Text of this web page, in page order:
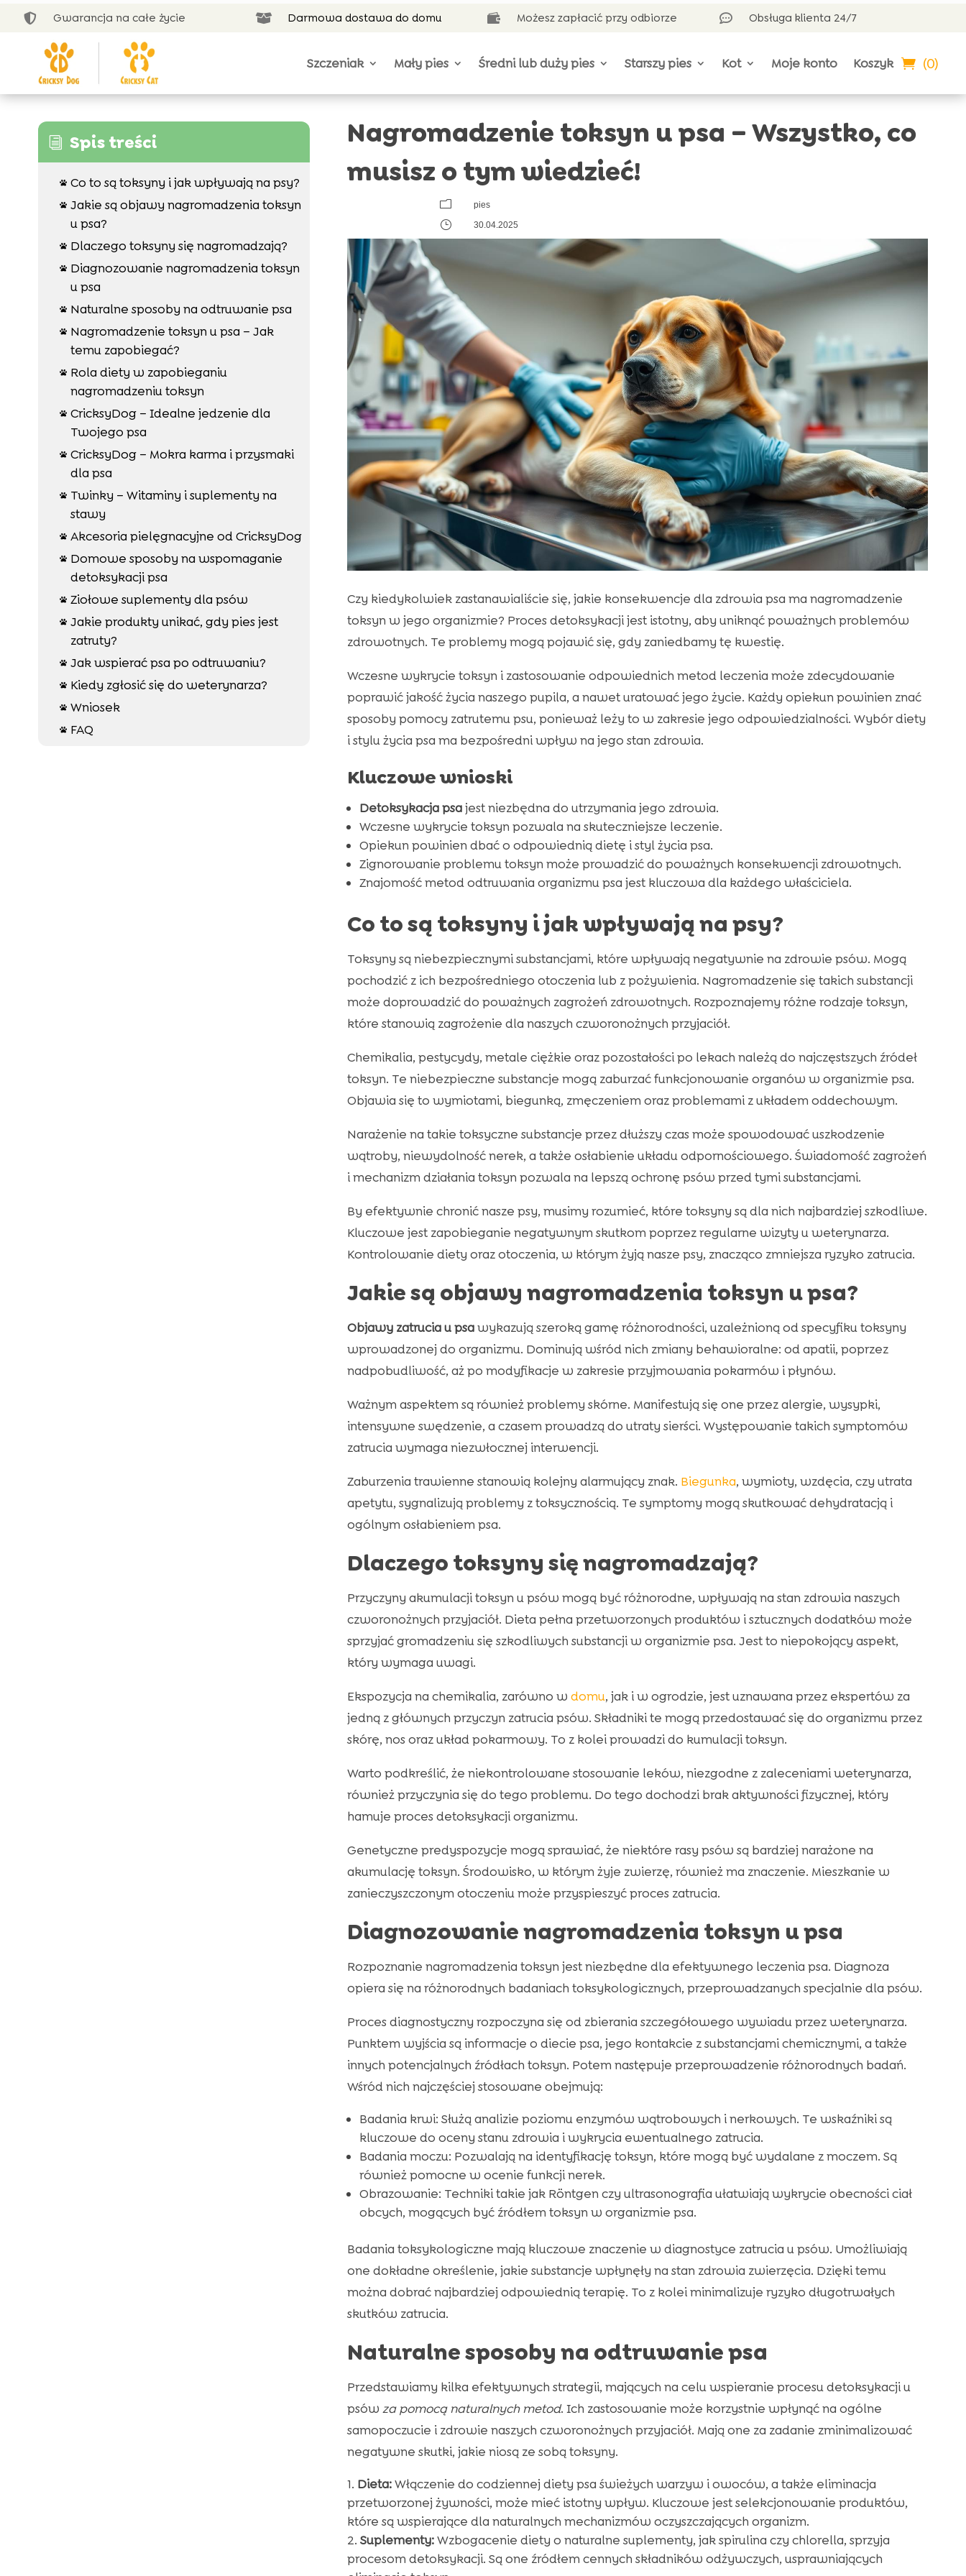
 Gwarancja na całe życie  Darmowa dostawa do domu  Możesz zapłacić przy odbiorze  Obsługa klienta 24/7
Szczeniak Mały pies Średni lub duży pies Starszy pies Kot Moje konto Koszyk (0)
i Spis treści
 Co to są toksyny i jak wpływają na psy?
 Jakie są objawy nagromadzenia toksyn
u psa?
 Dlaczego toksyny się nagromadzają?

Diagnozowanie nagromadzenia toksyn
u psa
 Naturalne sposoby na odtruwanie psa

Nagromadzenie toksyn u psa – Jak
temu zapobiegać?

Rola diety w zapobieganiu
nagromadzeniu toksyn
 CricksyDog – Idealne jedzenie dla
Twojego psa
 CricksyDog – Mokra karma i przysmaki
dla psa

Twinky – Witaminy i suplementy na
stawy
 Akcesoria pielęgnacyjne od CricksyDog

Domowe sposoby na wspomaganie
detoksykacji psa
 Ziołowe suplementy dla psów
 Jakie produkty unikać, gdy pies jest
zatruty?
 Jak wspierać psa po odtruwaniu?
 Kiedy zgłosić się do weterynarza?
 Wniosek
 FAQ
Nagromadzenie toksyn u psa – Wszystko, co
musisz o tym wiedzieć!
m pies
} 30.04.2025
Czy kiedykolwiek zastanawialiście się, jakie konsekwencje dla zdrowia psa ma nagromadzenie
toksyn w jego organizmie? Proces detoksykacji jest istotny, aby uniknąć poważnych problemów
zdrowotnych. Te problemy mogą pojawić się, gdy zaniedbamy tę kwestię.
Wczesne wykrycie toksyn i zastosowanie odpowiednich metod leczenia może zdecydowanie
poprawić jakość życia naszego pupila, a nawet uratować jego życie. Każdy opiekun powinien znać
sposoby pomocy zatrutemu psu, ponieważ leży to w zakresie jego odpowiedzialności. Wybór diety
i stylu życia psa ma bezpośredni wpływ na jego stan zdrowia.
Kluczowe wnioski
Detoksykacja psajest niezbędna do utrzymania jego zdrowia.
Wczesne wykrycie toksyn pozwala na skuteczniejsze leczenie.
Opiekun powinien dbać o odpowiednią dietę i styl życia psa.
Zignorowanie problemu toksyn może prowadzić do poważnych konsekwencji zdrowotnych.
Znajomość metod odtruwania organizmu psa jest kluczowa dla każdego właściciela.
Co to są toksyny i jak wpływają na psy?
Toksyny są niebezpiecznymi substancjami, które wpływają negatywnie na zdrowie psów. Mogą
pochodzić z ich bezpośredniego otoczenia lub z pożywienia. Nagromadzenie się takich substancji
może doprowadzić do poważnych zagrożeń zdrowotnych. Rozpoznajemy różne rodzaje toksyn,
które stanowią zagrożenie dla naszych czworonożnych przyjaciół.
Chemikalia, pestycydy, metale ciężkie oraz pozostałości po lekach należą do najczęstszych źródeł
toksyn. Te niebezpieczne substancje mogą zaburzać funkcjonowanie organów w organizmie psa.
Objawia się to wymiotami, biegunką, zmęczeniem oraz problemami z układem oddechowym.
Narażenie na takie toksyczne substancje przez dłuższy czas może spowodować uszkodzenie
wątroby, niewydolność nerek, a także osłabienie układu odpornościowego. Świadomość zagrożeń
i mechanizm działania toksyn pozwala na lepszą ochronę psów przed tymi substancjami.
By efektywnie chronić nasze psy, musimy rozumieć, które toksyny są dla nich najbardziej szkodliwe.
Kluczowe jest zapobieganie negatywnym skutkom poprzez regularne wizyty u weterynarza.
Kontrolowanie diety oraz otoczenia, w którym żyją nasze psy, znacząco zmniejsza ryzyko zatrucia.
Jakie są objawy nagromadzenia toksyn u psa?
Objawy zatrucia u psawykazują szeroką gamę różnorodności, uzależnioną od specyfiku toksyny
wprowadzonej do organizmu. Dominują wśród nich zmiany behawioralne: od apatii, poprzez
nadpobudliwość, aż po modyfikacje w zakresie przyjmowania pokarmów i płynów.
Ważnym aspektem są również problemy skórne. Manifestują się one przez alergie, wysypki,
intensywne swędzenie, a czasem prowadzą do utraty sierści. Występowanie takich symptomów
zatrucia wymaga niezwłocznej interwencji.
Zaburzenia trawienne stanowią kolejny alarmujący znak. Biegunka, wymioty, wzdęcia, czy utrata
apetytu, sygnalizują problemy z toksycznością. Te symptomy mogą skutkować dehydratacją i
ogólnym osłabieniem psa.
Dlaczego toksyny się nagromadzają?
Przyczyny akumulacji toksyn u psów mogą być różnorodne, wpływają na stan zdrowia naszych
czworonożnych przyjaciół. Dieta pełna przetworzonych produktów i sztucznych dodatków może
sprzyjać gromadzeniu się szkodliwych substancji w organizmie psa. Jest to niepokojący aspekt,
który wymaga uwagi.
Ekspozycja na chemikalia, zarówno w domu, jak i w ogrodzie, jest uznawana przez ekspertów za
jedną z głównych przyczyn zatrucia psów. Składniki te mogą przedostawać się do organizmu przez
skórę, nos oraz układ pokarmowy. To z kolei prowadzi do kumulacji toksyn.
Warto podkreślić, że niekontrolowane stosowanie leków, niezgodne z zaleceniami weterynarza,
również przyczynia się do tego problemu. Do tego dochodzi brak aktywności fizycznej, który
hamuje proces detoksykacji organizmu.
Genetyczne predyspozycje mogą sprawiać, że niektóre rasy psów są bardziej narażone na
akumulację toksyn. Środowisko, w którym żyje zwierzę, również ma znaczenie. Mieszkanie w
zanieczyszczonym otoczeniu może przyspieszyć proces zatrucia.
Diagnozowanie nagromadzenia toksyn u psa
Rozpoznanie nagromadzenia toksyn jest niezbędne dla efektywnego leczenia psa. Diagnoza
opiera się na różnorodnych badaniach toksykologicznych, przeprowadzanych specjalnie dla psów.
Proces diagnostyczny rozpoczyna się od zbierania szczegółowego wywiadu przez weterynarza.
Punktem wyjścia są informacje o diecie psa, jego kontakcie z substancjami chemicznymi, a także
innych potencjalnych źródłach toksyn. Potem następuje przeprowadzenie różnorodnych badań.
Wśród nich najczęściej stosowane obejmują:
Badania krwi: Służą analizie poziomu enzymów wątrobowych i nerkowych. Te wskaźniki są
kluczowe do oceny stanu zdrowia i wykrycia ewentualnego zatrucia.
Badania moczu: Pozwalają na identyfikację toksyn, które mogą być wydalane z moczem. Są
również pomocne w ocenie funkcji nerek.
Obrazowanie: Techniki takie jak Röntgen czy ultrasonografia ułatwiają wykrycie obecności ciał
obcych, mogących być źródłem toksyn w organizmie psa.
Badania toksykologiczne mają kluczowe znaczenie w diagnostyce zatrucia u psów. Umożliwiają
one dokładne określenie, jakie substancje wpłynęły na stan zdrowia zwierzęcia. Dzięki temu
można dobrać najbardziej odpowiednią terapię. To z kolei minimalizuje ryzyko długotrwałych
skutków zatrucia.
Naturalne sposoby na odtruwanie psa
Przedstawiamy kilka efektywnych strategii, mających na celu wspieranie procesu detoksykacji u
psów za pomocą naturalnych metod. Ich zastosowanie może korzystnie wpłynąć na ogólne
samopoczucie i zdrowie naszych czworonożnych przyjaciół. Mają one za zadanie zminimalizować
negatywne skutki, jakie niosą ze sobą toksyny.
Dieta:Włączenie do codziennej diety psa świeżych warzyw i owoców, a także eliminacja
przetworzonej żywności, może mieć istotny wpływ. Kluczowe jest selekcjonowanie produktów,
które są wspierające dla naturalnych mechanizmów oczyszczających organizm.
Suplementy:Wzbogacenie diety o naturalne suplementy, jak spirulina czy chlorella, sprzyja
procesom detoksykacji. Są one źródłem cennych składników odżywczych, usprawniających